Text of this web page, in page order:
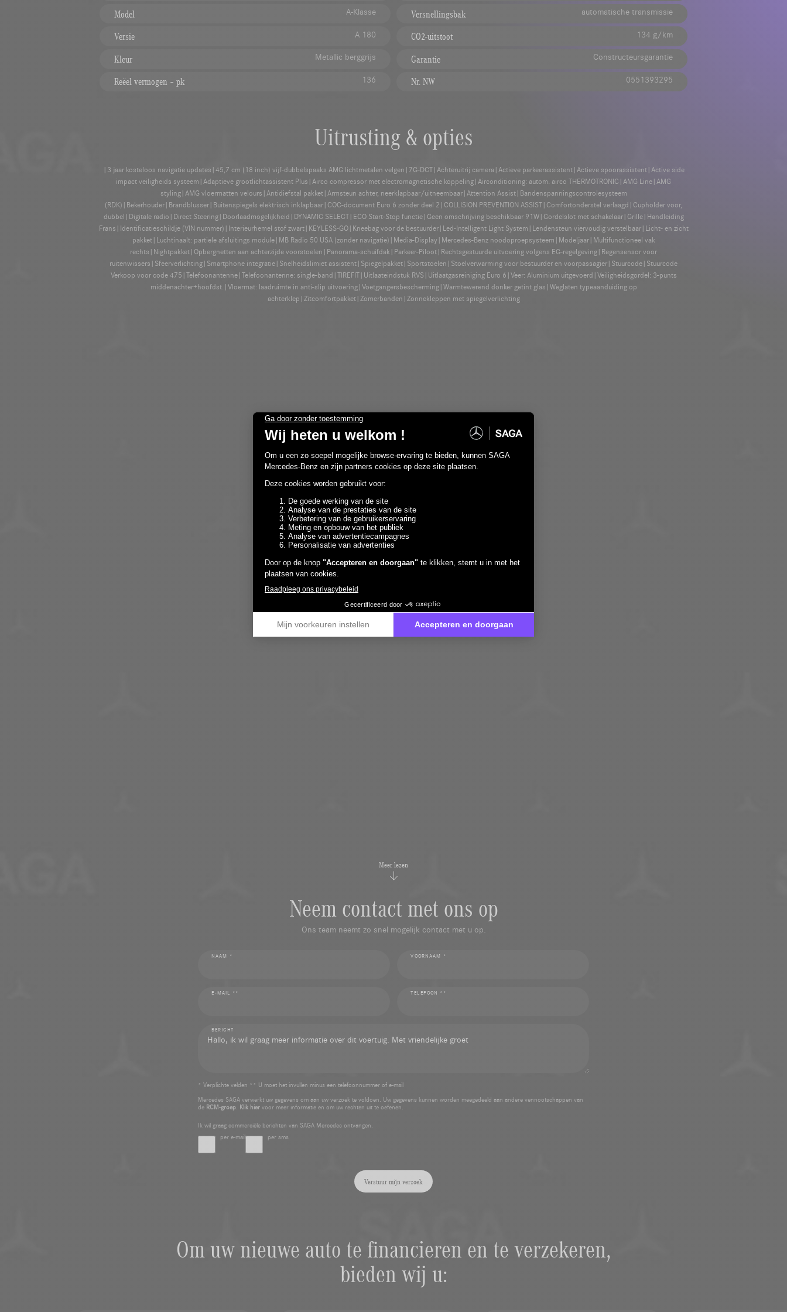
Model A-Klasse
Versie A 180
Kleur Metallic berggrijs
Reëel vermogen – pk 136
Versnellingsbak automatische transmissie
CO2-uitstoot 134 g/km
Garantie Constructeursgarantie
Nr. NW 0551393295
Uitrusting & opties
|3 jaar kosteloos navigatie updates|45,7 cm (18 inch) vijf-dubbelspaaks AMG lichtmetalen velgen|7G-DCT|Achteruitrij camera|Actieve parkeerassistent|Actieve spoorassistent|Active side
impact veiligheids systeem|Adaptieve grootlichtassistent Plus|Airco compressor met electromagnetische koppeling|Airconditioning: autom. airco THERMOTRONIC|AMG Line|AMG
styling|AMG vloermatten velours|Antidiefstal pakket|Armsteun achter, neerklapbaar/uitneembaar|Attention Assist|Bandenspanningscontrolesysteem
(RDK)|Bekerhouder|Brandblusser|Buitenspiegels elektrisch inklapbaar|COC-document Euro 6 zonder deel 2|COLLISION PREVENTION ASSIST|Comfortonderstel verlaagd|Cupholder voor,
dubbel|Digitale radio|Direct Steering|Doorlaadmogelijkheid|DYNAMIC SELECT|ECO Start-Stop functie|Geen omschrijving beschikbaar 91W|Gordelslot met schakelaar|Grille|Handleiding
Frans|Identificatieschildje (VIN nummer)|Interieurhemel stof zwart|KEYLESS-GO|Kneebag voor de bestuurder|Led-Intelligent Light System|Lendensteun viervoudig verstelbaar|Licht- en zicht
pakket|Luchtinaalt: partiele afsluitings module|MB Radio 50 USA (zonder navigatie)|Media-Display|Mercedes-Benz noodoproepsysteem|Modeljaar|Multifunctioneel vak
rechts|Nightpakket|Opbergnetten aan achterzijde voorstoelen|Panorama-schuifdak|Parkeer-Piloot|Rechtsgestuurde uitvoering volgens EG-regelgeving|Regensensor voor
ruitenwissers|Sfeerverlichting|Smartphone integratie|Snelheidslimiet assistent|Spiegelpakket|Sportstoelen|Stoelverwarming voor bestuurder en voorpassagier|Stuurcode|Stuurcode
Verkoop voor code 475|Telefoonantenne|Telefoonantenne: single-band|TIREFIT|Uitlaateindstuk RVS|Uitlaatgasreiniging Euro 6|Veer: Aluminium uitgevoerd|Veiligheidsgordel: 3-punts
middenachter+hoofdst.|Vloermat: laadruimte in anti-slip uitvoering|Voetgangersbescherming|Warmtewerend donker getint glas|Weglaten typeaanduiding op
achterklep|Zitcomfortpakket|Zomerbanden|Zonnekleppen met spiegelverlichting
Meer lezen
Neem contact met ons op
Ons team neemt zo snel mogelijk contact met u op.
NAAM * VOORNAAM *
E-MAIL ** TELEFOON **
BERICHT
* Verplichte velden ** U moet het invullen minus een telefoonnummer of e-mail
Mercedes SAGA verwerkt uw gegevens om aan uw verzoek te voldoen. Uw gegevens kunnen worden meegedeeld aan andere vennootschappen van
de RCM-groep. Klik hiervoor meer informatie en om uw rechten uit te oefenen.
Ik wil graag commerciële berichten van SAGA Mercedes ontvangen.
per e-mail
per sms
Verstuur mijn verzoek
Om uw nieuwe auto te financieren en te verzekeren,
bieden wij u: